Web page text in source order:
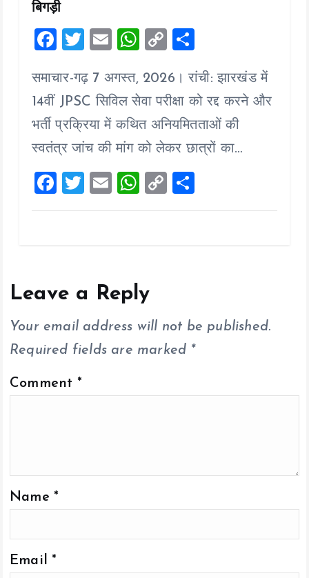
बिगड़ी
F
ce
b
o
o
k
T
tt
er
E
ai
l
W
at
s
A
p
p
C
p
y
Li
n
k
a
re
समाचार-गढ़ 7 अगस्त, 2026। रांची: झारखंड में
14वीं JPSC सिविल सेवा परीक्षा को रद्द करने और
भर्ती प्रक्रिया में कथित अनियमितताओं की
स्वतंत्र जांच की मांग को लेकर छात्रों का…
F
a
o
T
wi
E
m
W
h
p
p
C
o
h
Leave a Reply
Your email address will not be published.
Required fields are marked *
Comment *
Name *
Email *